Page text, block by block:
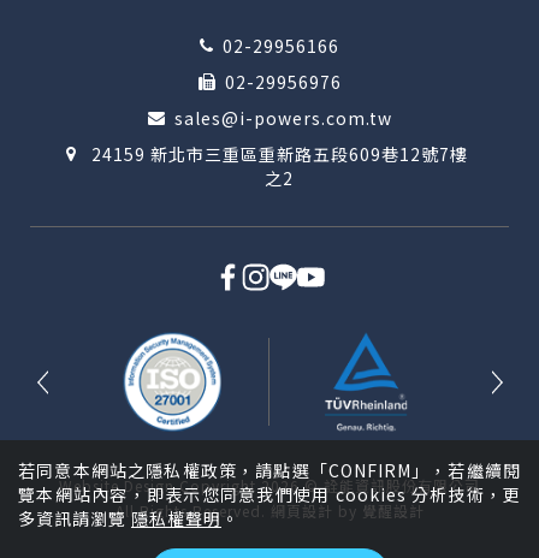
02-29956166
02-29956976
sales@i-powers.com.tw
24159 新北市三重區重新路五段609巷12號7樓
之2
Website DesignCopyright 2026 © 詮能資訊股份有限公司
All Rights Reserved. 網頁設計 by 覺醒設計
若同意本網站之隱私權政策，請點選「CONFIRM」，若繼續閱
覽本網站內容，即表示您同意我們使用 cookies 分析技術，更
多資訊請瀏覽隱私權聲明。